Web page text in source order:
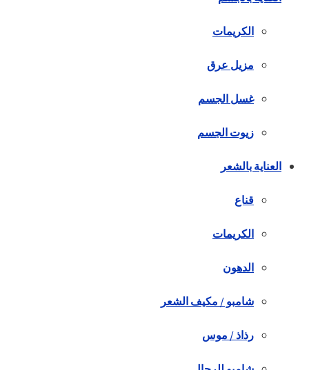
الكريمات
مزيل عرق
غسل الجسم
زيوت الجسم
العناية بالشعر
قناع
الكريمات
الدهون
شامبو / مكيف الشعر
رذاذ / موس